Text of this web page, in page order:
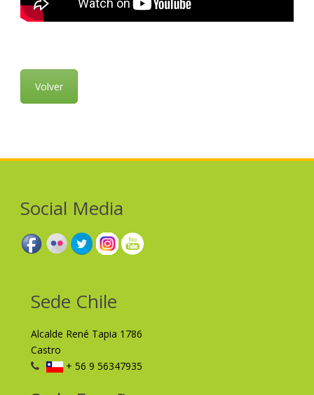
Volver
Social Media
Sede Chile
Alcalde René Tapia 1786
Castro
+ 56 9 56347935